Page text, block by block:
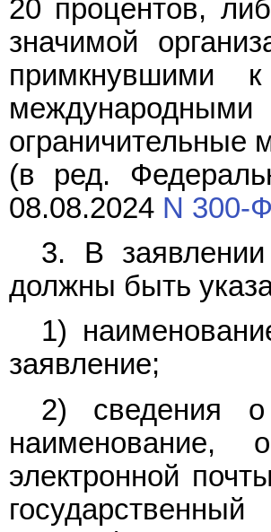
20 процентов,
значимой
примкнувшими
ограничительные
(в ред.
08.08.2024 N 300-
3. В
должны быть
1)
заявление;
2) сведения о
наименование,
электронной